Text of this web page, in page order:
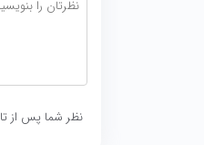
نظر شما پس از